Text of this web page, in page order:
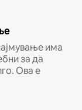
има
за да
Ова е